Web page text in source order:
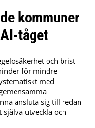
kommuner
tåget
och brist
för mindre
med
ansluta sig till redan
utveckla och